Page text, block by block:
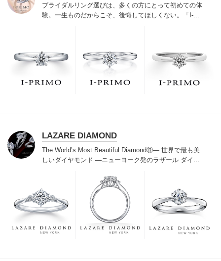
ブライダルリング選びは、多くの方にとって初めての体
験。一生ものだからこそ、後悔してほしくない。「I-
でお待ちしております。リング選びの最初の一歩をご一
緒に。まずは、アイプリモへ。
LAZARE DIAMOND
The World’s Most Beautiful DiamondⓇ― 世界で最も美
しいダイヤモンド ―ニューヨーク発のラザール ダイヤ
られ120年を超えた今もなおダイヤモンドの美しい輝き
にこだわり続けています。私たちの願いは、この生涯変
わらないワン＆オンリーの輝きを幸せの象徴として、い
つも、ずっと、身に着けていただくことです。